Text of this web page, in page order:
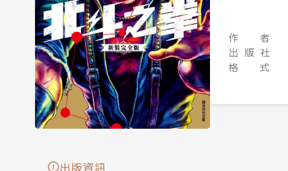
作 者
出 版 社
格 式
出版資訊